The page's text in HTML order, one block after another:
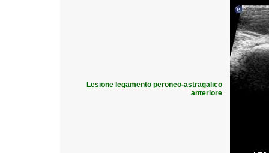
Lesione legamento peroneo-astragalico
anteriore